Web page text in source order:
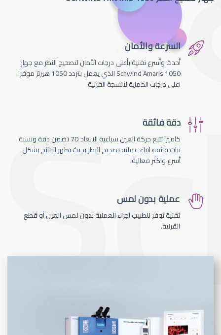
السرعة والأمان
أحدث وأسرع تقنية بأعلى درجات الأمان لتصحيج النظر مع جهاز
Schwind Amaris 1050 الذي يعمل بتردد 1050 هيرتز موفرا
اعلى درجات الحماية لأنسجة القرنية.
دقة فائقة
كاميرا تتبع حركة العين سباعية الابعاد 7D تضمن دقة ونسبة
ثبات فائقة اثناء عملية تصحيح النظر بحيث تظهر النتائج بشكل
أسرع واكثر فعالية.
عملية بدون لمس
تقنية توفر للطبيب اجراء العملية بدون لمس العين أو قطع
القرنية.